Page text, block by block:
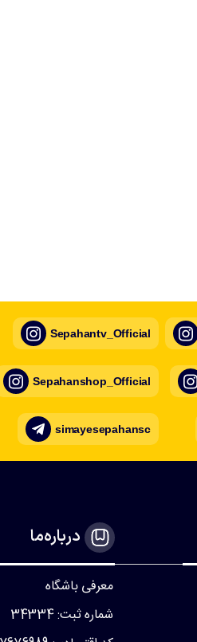
Sepahantv_Official
Sepahanshop_Official
simayesepahansc
درباره‌ما
معرفی باشگاه
شماره ثبت: 34334